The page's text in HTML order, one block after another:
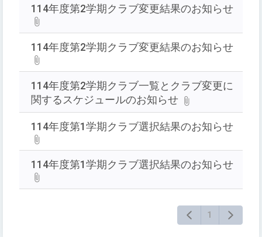
ー
Enter
検
114年度第2学期クラブ変更結果のお知らせ
114年度第2学期クラブ変更結果のお知らせ
114年度第2学期クラブ一覧とクラブ変更に
関するスケジュールのお知らせ
114年度第1学期クラブ選択結果のお知らせ
114年度第1学期クラブ選択結果のお知らせ
1